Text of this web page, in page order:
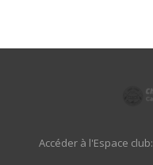
Accéder à l'Espace club: